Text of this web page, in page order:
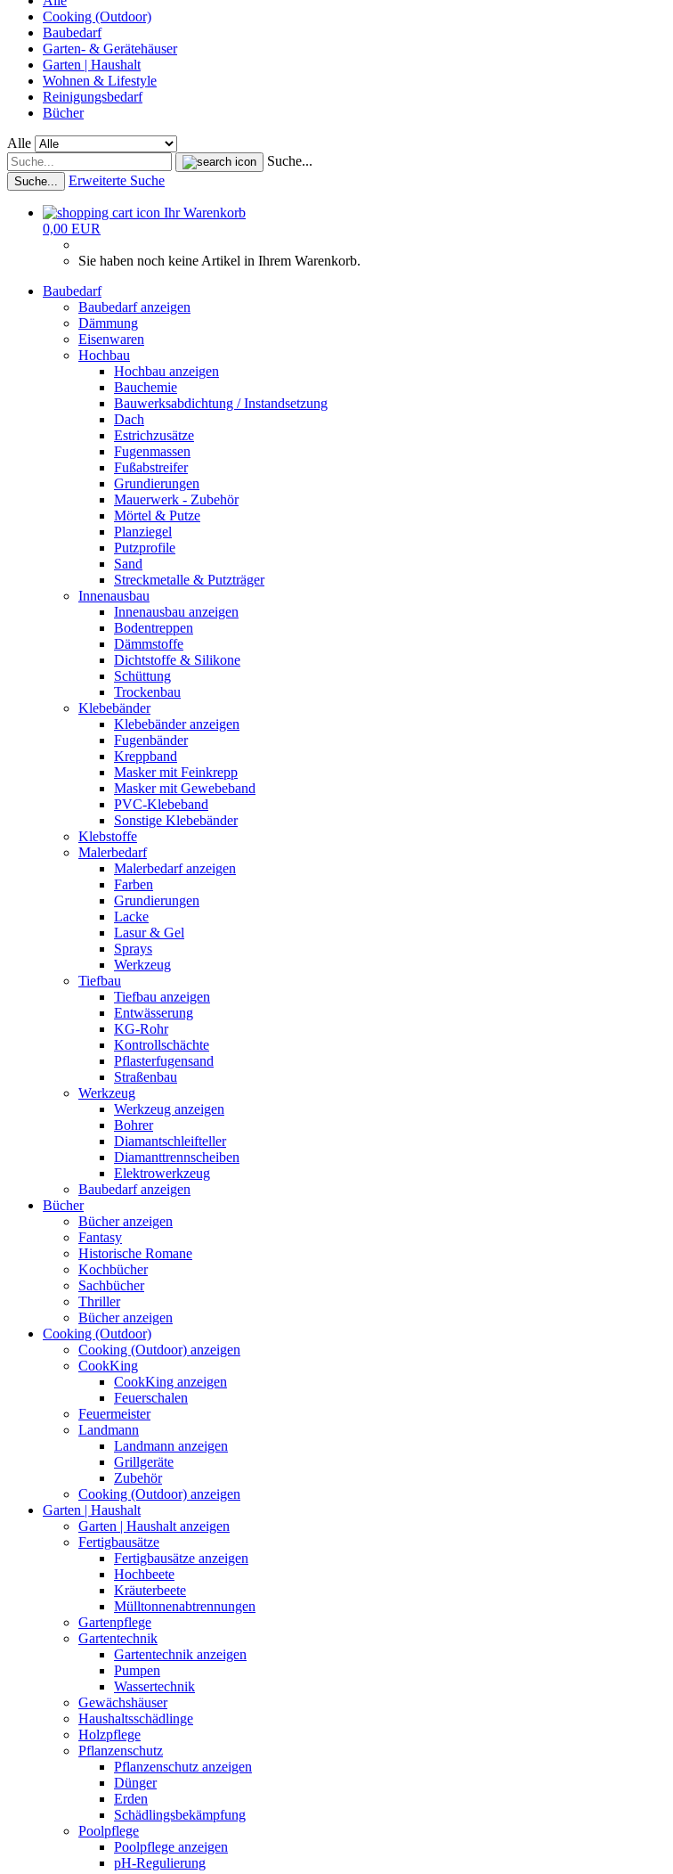
Cooking (Outdoor)
Baubedarf
Garten- & Gerätehäuser
Garten | Haushalt
Wohnen & Lifestyle
Reinigungsbedarf
Bücher
Alle
Suche...
Suche... Erweiterte Suche
Ihr Warenkorb
0,00 EUR
Sie haben noch keine Artikel in Ihrem Warenkorb.
Baubedarf
Baubedarf anzeigen
Dämmung
Eisenwaren
Hochbau
Hochbau anzeigen
Bauchemie
Bauwerksabdichtung / Instandsetzung
Dach
Estrichzusätze
Fugenmassen
Fußabstreifer
Grundierungen
Mauerwerk - Zubehör
Mörtel & Putze
Planziegel
Putzprofile
Sand
Streckmetalle & Putzträger
Innenausbau
Innenausbau anzeigen
Bodentreppen
Dämmstoffe
Dichtstoffe & Silikone
Schüttung
Trockenbau
Klebebänder
Klebebänder anzeigen
Fugenbänder
Kreppband
Masker mit Feinkrepp
Masker mit Gewebeband
PVC-Klebeband
Sonstige Klebebänder
Klebstoffe
Malerbedarf
Malerbedarf anzeigen
Farben
Grundierungen
Lacke
Lasur & Gel
Sprays
Werkzeug
Tiefbau
Tiefbau anzeigen
Entwässerung
KG-Rohr
Kontrollschächte
Pflasterfugensand
Straßenbau
Werkzeug
Werkzeug anzeigen
Bohrer
Diamantschleifteller
Diamanttrennscheiben
Elektrowerkzeug
Baubedarf anzeigen
Bücher
Bücher anzeigen
Fantasy
Historische Romane
Kochbücher
Sachbücher
Thriller
Bücher anzeigen
Cooking (Outdoor)
Cooking (Outdoor) anzeigen
CookKing
CookKing anzeigen
Feuerschalen
Feuermeister
Landmann
Landmann anzeigen
Grillgeräte
Zubehör
Cooking (Outdoor) anzeigen
Garten | Haushalt
Garten | Haushalt anzeigen
Fertigbausätze
Fertigbausätze anzeigen
Hochbeete
Kräuterbeete
Mülltonnenabtrennungen
Gartenpflege
Gartentechnik
Gartentechnik anzeigen
Pumpen
Wassertechnik
Gewächshäuser
Haushaltsschädlinge
Holzpflege
Pflanzenschutz
Pflanzenschutz anzeigen
Dünger
Erden
Schädlingsbekämpfung
Poolpflege
Poolpflege anzeigen
pH-Regulierung